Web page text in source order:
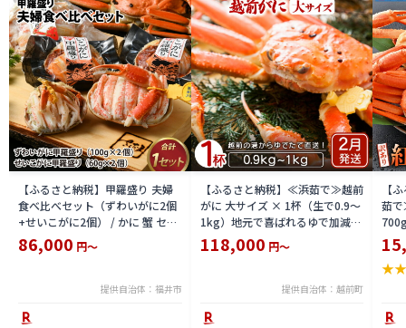
【ふるさと納税】甲羅盛り 夫婦
食べ比べセット（ずわいがに2個
+せいこがに2個） / かに 蟹 セイ
コ ずわい ズワイ 内子 外子 国産
冷凍 冬 冬の味覚 珍味 グルメ 国
86,000 円～
提供自治体：福井市
【ふるさと納税】≪浜茹で≫越前
がに 大サイズ × 1杯（生で0.9〜
1kg）地元で喜ばれるゆで加減・
塩加減で越前の港から直送！【雄
ズワイガニ ずわいがに 越前ガニ
送分】希望日指定可 備考欄に希
x004_02]
118,000 円～
提供自治体：越前町
【
茹
付
ボ
分
★